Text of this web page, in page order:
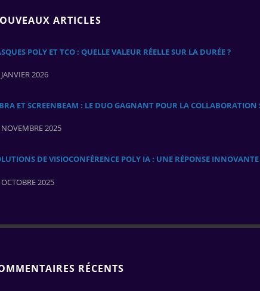
ARTICLES
POLY ET TCO : QUELLE VALEUR RÉELLE SUR LA DURÉE ?
2026
ET SCREENBEAM : LE DUO GAGNANT POUR LA COLLABORATION
2025
DE VISIOCONFÉRENCE POLY IA : UNE RÉPONSE
2025
RÉCENTS